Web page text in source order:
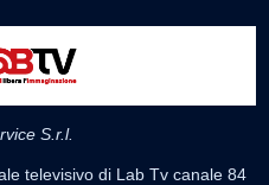
S.r.l.
televisivo di Lab Tv canale 84